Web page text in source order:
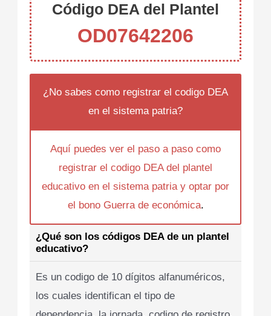
Código DEA del Plantel
OD07642206
¿No sabes como registrar el codigo DEA
en el sistema patria?
Aquí puedes ver el paso a paso como
registrar el codigo DEA del plantel
educativo en el sistema patria y optar por
el bono Guerra de económica.
¿Qué son los códigos DEA de un plantel
educativo?
Es un codigo de 10 dígitos alfanuméricos,
los cuales identifican el tipo de